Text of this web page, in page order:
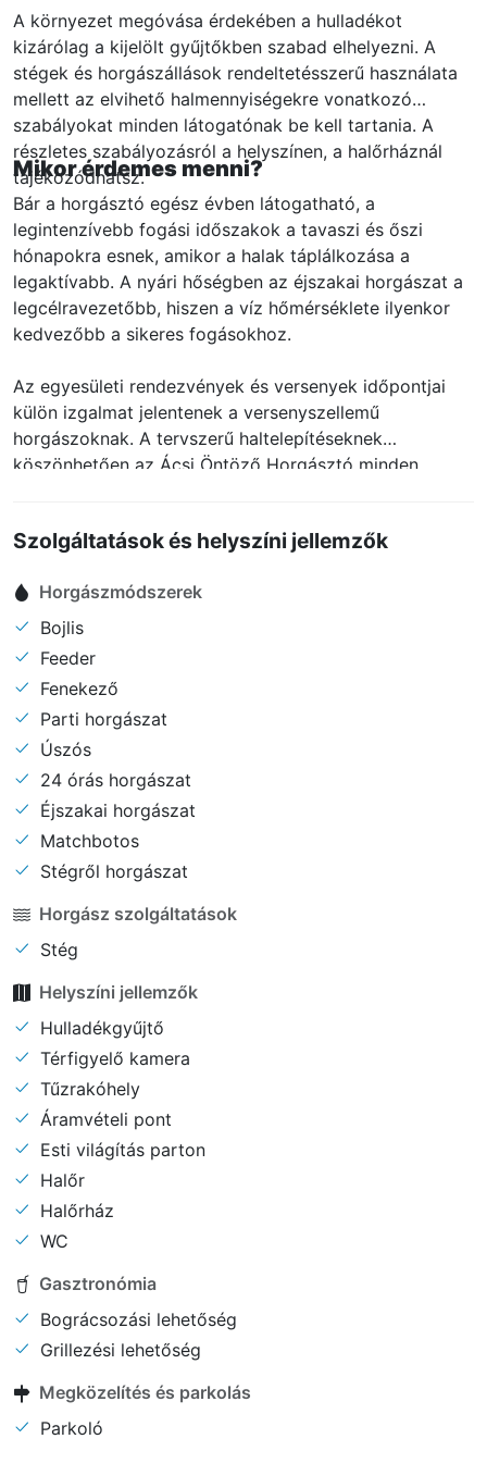
A környezet megóvása érdekében a hulladékot
kizárólag a kijelölt gyűjtőkben szabad elhelyezni. A
stégek és horgászállások rendeltetésszerű használata
mellett az elvihető halmennyiségekre vonatkozó
szabályokat minden látogatónak be kell tartania. A
részletes szabályozásról a helyszínen, a halőrháznál
tájékozódhatsz.
Mikor érdemes menni?
Bár a horgásztó egész évben látogatható, a
legintenzívebb fogási időszakok a tavaszi és őszi
hónapokra esnek, amikor a halak táplálkozása a
legaktívabb. A nyári hőségben az éjszakai horgászat a
legcélravezetőbb, hiszen a víz hőmérséklete ilyenkor
kedvezőbb a sikeres fogásokhoz.
Az egyesületi rendezvények és versenyek időpontjai
külön izgalmat jelentenek a versenyszellemű
horgászoknak. A tervszerű haltelepítéseknek
köszönhetően az Ácsi Öntöző Horgásztó minden
Szolgáltatások és helyszíni jellemzők
Horgászmódszerek
Bojlis
Feeder
Fenekező
Parti horgászat
Úszós
24 órás horgászat
Éjszakai horgászat
Matchbotos
Stégről horgászat
Horgász szolgáltatások
Stég
Helyszíni jellemzők
Hulladékgyűjtő
Térfigyelő kamera
Tűzrakóhely
Áramvételi pont
Esti világítás parton
Halőr
Halőrház
WC
Gasztronómia
Bográcsozási lehetőség
Grillezési lehetőség
Megközelítés és parkolás
Parkoló